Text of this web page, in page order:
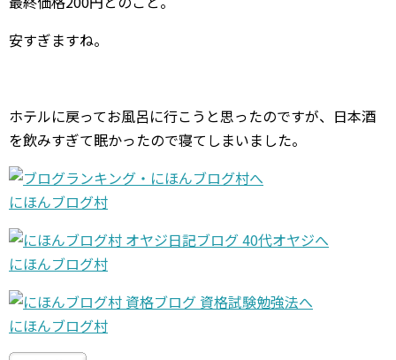
安すぎますね。
ホテルに戻ってお風呂に行こうと思ったのですが、日本酒
を飲みすぎて眠かったので寝てしまいました。
にほんブログ村
にほんブログ村
にほんブログ村